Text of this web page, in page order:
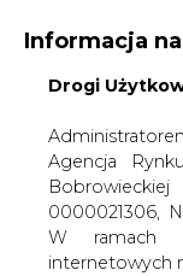
WYDAWCA
WYSOKI
Informacja
Drogi
Agencja
0000021306,
W ramach
internetowych